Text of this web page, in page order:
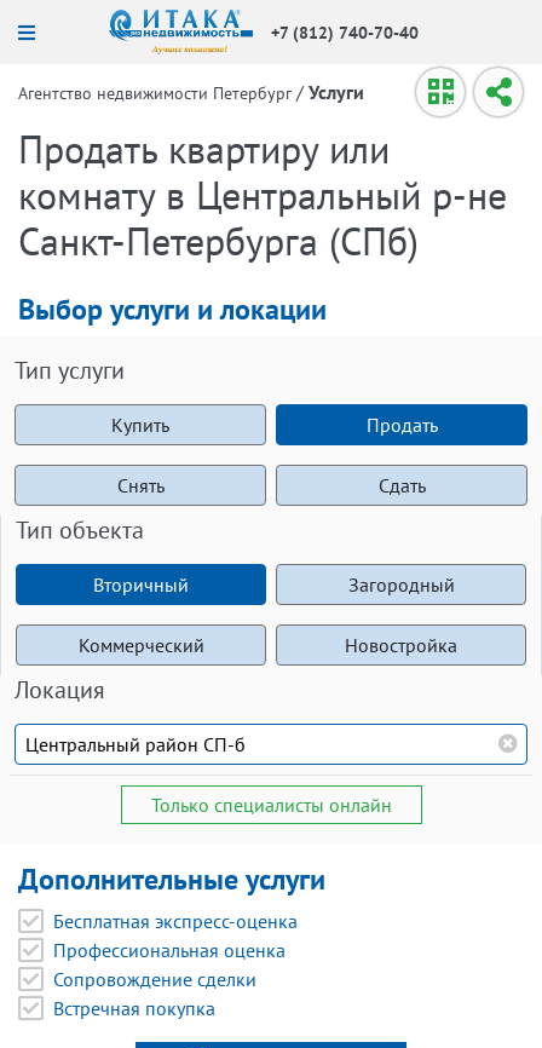
+7 (812) 740-70-40
Агентство недвижимости Петербург / Услуги
Продать квартиру или
комнату в Центральный р-не
Санкт-Петербурга (СПб)
Выбор услуги и локации
Тип услуги
Купить Продать
Снять Сдать
Тип объекта
Вторичный Загородный
Коммерческий Новостройка
Локация
Только специалисты онлайн
Дополнительные услуги
Бесплатная экспресс-оценка
Профессиональная оценка
Сопровождение сделки
Встречная покупка